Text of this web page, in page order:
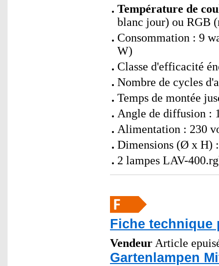
Température de
blanc jour) ou RGB
Consommation : 9
W)
Classe d'efficacité
Nombre de cycles
Temps de montée
Angle de diffusion :
Alimentation : 230
Dimensions (Ø x H)
2 lampes LAV-
Fiche technique
Vendeur Article
Gartenlampen